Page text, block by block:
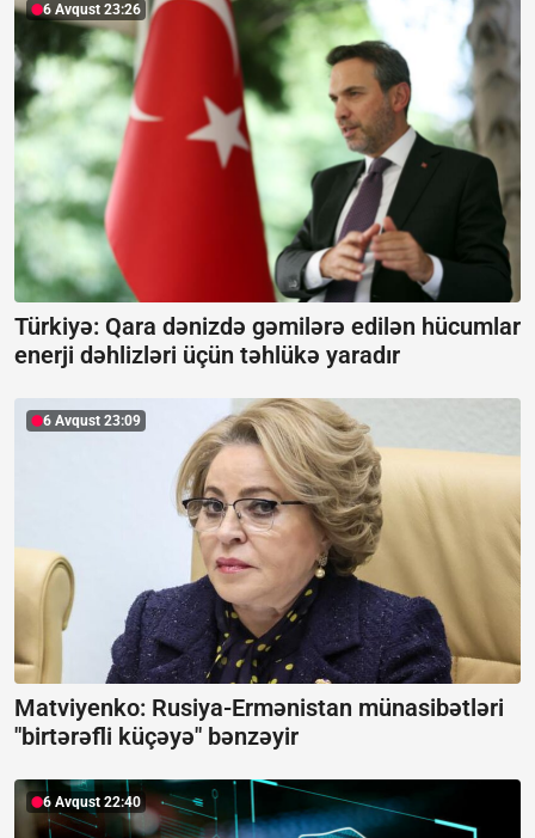
6 Avqust 23:26
Türkiyə: Qara dənizdə gəmilərə edilən hücumlar
enerji dəhlizləri üçün təhlükə yaradır
6 Avqust 23:09
Matviyenko: Rusiya-Ermənistan münasibətləri
"birtərəfli küçəyə" bənzəyir
6 Avqust 22:40